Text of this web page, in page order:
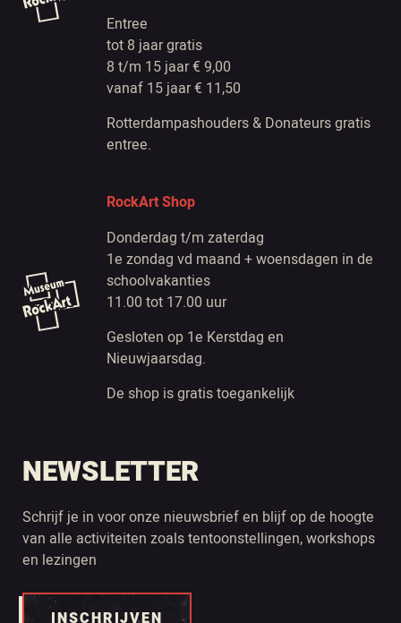
Entree
tot 8 jaar gratis
8 t/m 15 jaar € 9,00
vanaf 15 jaar € 11,50
Rotterdampashouders & Donateurs gratis
entree.
RockArt Shop
Donderdag t/m zaterdag
1e zondag vd maand + woensdagen in de
schoolvakanties
11.00 tot 17.00 uur
Gesloten op 1e Kerstdag en
Nieuwjaarsdag.
De shop is gratis toegankelijk
NEWSLETTER
Schrijf je in voor onze nieuwsbrief en blijf op de hoogte
van alle activiteiten zoals tentoonstellingen, workshops
en lezingen